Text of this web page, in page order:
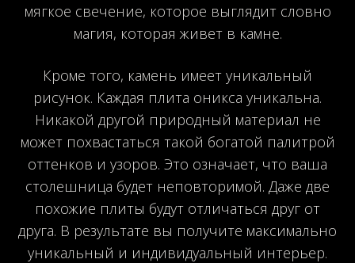
мягкое свечение, которое выглядит словно
магия, которая живет в камне.
Кроме того, камень имеет уникальный
рисунок. Каждая плита оникса уникальна.
Никакой другой природный материал не
может похвастаться такой богатой палитрой
оттенков и узоров. Это означает, что ваша
столешница будет неповторимой. Даже две
похожие плиты будут отличаться друг от
друга. В результате вы получите максимально
уникальный и индивидуальный интерьер.